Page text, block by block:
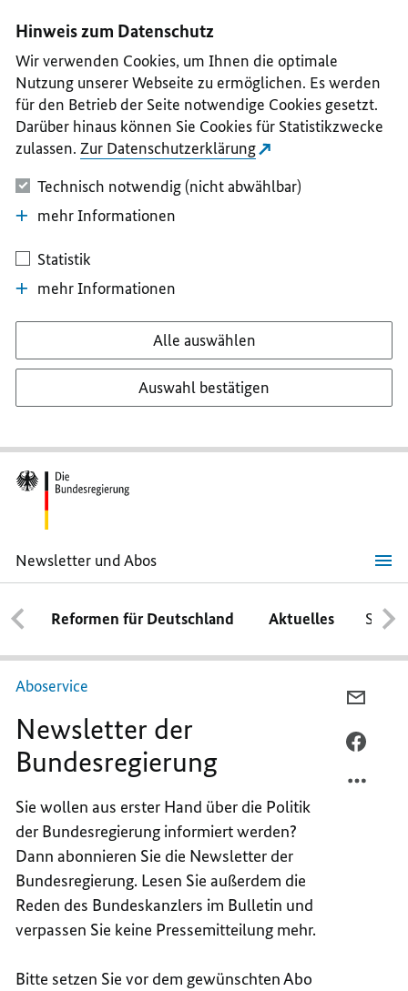
II
III
IV
V
Hinweis zum Datenschutz
Wir verwenden Cookies, um Ihnen die optimale
Nutzung unserer Webseite zu ermöglichen. Es werden
für den Betrieb der Seite notwendige Cookies gesetzt.
Darüber hinaus können Sie Cookies für Statistikzwecke
zulassen. Zur Datenschutzerklärung
Technisch notwendig (nicht abwählbar)
mehr Informationen
Statistik
mehr Informationen
Alle auswählen
Auswahl bestätigen
Newsletter und Abos
Newsletter
und
AbosReformen für Deutschland Aktuelles
Aboservice
Newsletter der
Bundesregierung
Sie wollen aus erster Hand über die Politik
der Bundesregierung informiert werden?
Dann abonnieren Sie die Newsletter der
Bundesregierung. Lesen Sie außerdem die
Reden des Bundeskanzlers im Bulletin und
verpassen Sie keine Pressemitteilung mehr.
Bitte setzen Sie vor dem gewünschten Abo